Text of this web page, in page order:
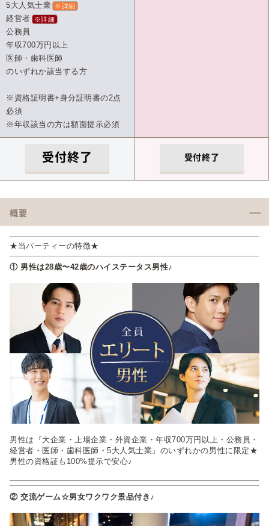
5大人気士業 ※詳細
経営者 ※詳細
公務員
年収700万円以上
医師・歯科医師
のいずれか該当する方
※資格証明書+身分証明書の2点
必須
※年収該当の方は額面提示必須
受付終了 受付終了
概要
★当パーティーの特徴★
① 男性は28歳〜42歳のハイステータス男性♪
男性は『大企業・上場企業・外資企業・年収700万円以上・公務員・
経営者・医師・歯科医師・5大人気士業』のいずれかの男性に限定★
男性の資格証も100%提示で安心♪
② 交流ゲーム☆男女ワクワク景品付き♪